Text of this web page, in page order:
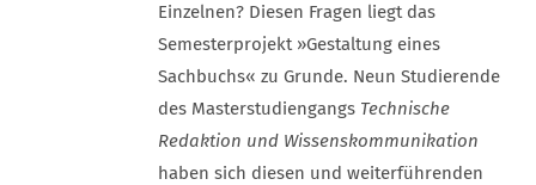
Einzelnen? Diesen Fragen liegt das
Semester­projekt »Gestaltung eines
Sachbuchs« zu Grunde. Neun Studierende
des Master­studiengangs Technische
Redaktion und Wissenskommunikation
haben sich diesen und weiter­führenden